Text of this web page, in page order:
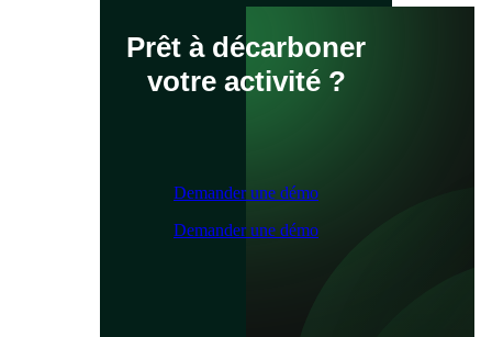
Prêt à décarboner
votre activité ?
Demander une démo
Demander une démo